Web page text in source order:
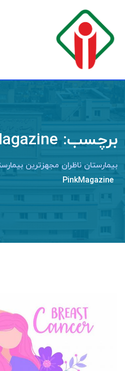
content
برچسب:
بیمارستان ناظران مجهزترین
PinkMagazine